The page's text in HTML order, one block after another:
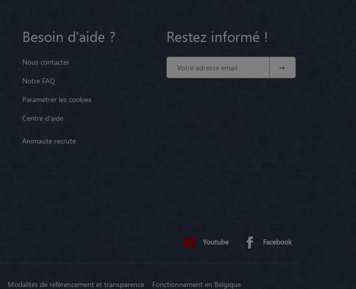
Besoin d'aide ?
Nous contacter
Notre FAQ
Paramétrer les cookies
Centre d'aide
Animaute recrute
Restez informé !
Youtube Facebook
Modalités de référencement et transparence Fonctionnement en Belgique